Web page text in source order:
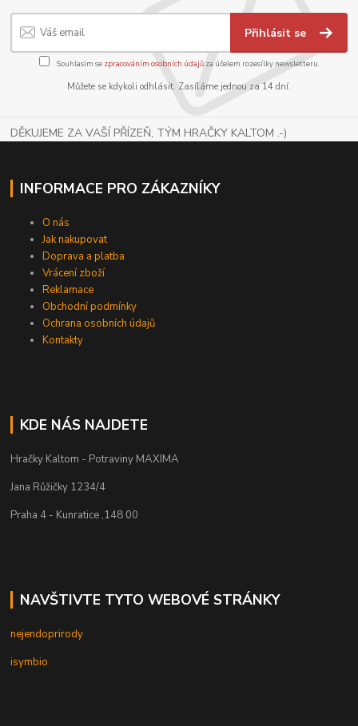
Přihlásit se
Souhlasím se zpracováním osobních údajůza účelem rozesílky newsletteru.
Můžete se kdykoli odhlásit. Zasíláme jednou za 14 dní.
DĚKUJEME ZA VAŠÍ PŘÍZEŇ, TÝM HRAČKY KALTOM .-)
INFORMACE PRO ZÁKAZNÍKY
O nás
Jak nakupovat
Doprava a platba
Vrácení zboží
Reklamace
Obchodní podmínky
Ochrana osobních údajů
Kontakty
KDE NÁS NAJDETE
Hračky Kaltom - Potraviny MAXIMA
Jana Růžičky 1234/4
Praha 4 - Kunratice ,148 00
NAVŠTIVTE TYTO WEBOVÉ STRÁNKY
nejendoprirody
isymbio